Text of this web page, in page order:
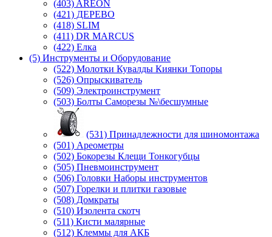
(403) AREON
(421) ДЕРЕВО
(418) SLIM
(411) DR MARCUS
(422) Елка
(5) Инструменты и Оборудование
(522) Молотки Кувалды Киянки Топоры
(526) Опрыскиватель
(509) Электроинструмент
(503) Болты Саморезы №\бесшумные
(531) Принадлежности для шиномонтажа
(501) Ареометры
(502) Бокорезы Клещи Тонкогубцы
(505) Пневмоинструмент
(506) Головки Наборы инструментов
(507) Горелки и плитки газовые
(508) Домкраты
(510) Изолента скотч
(511) Кисти малярные
(512) Клеммы для АКБ